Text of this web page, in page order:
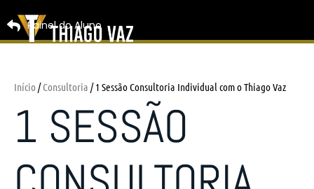
Painel do Aluno
Início /Consultoria / 1 Sessão Consultoria Individual com o Thiago Vaz
1 SESSÃO